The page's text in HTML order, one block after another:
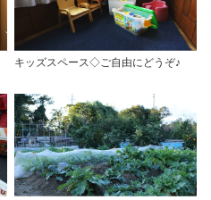
キッズスペース◇ご自由にどうぞ♪